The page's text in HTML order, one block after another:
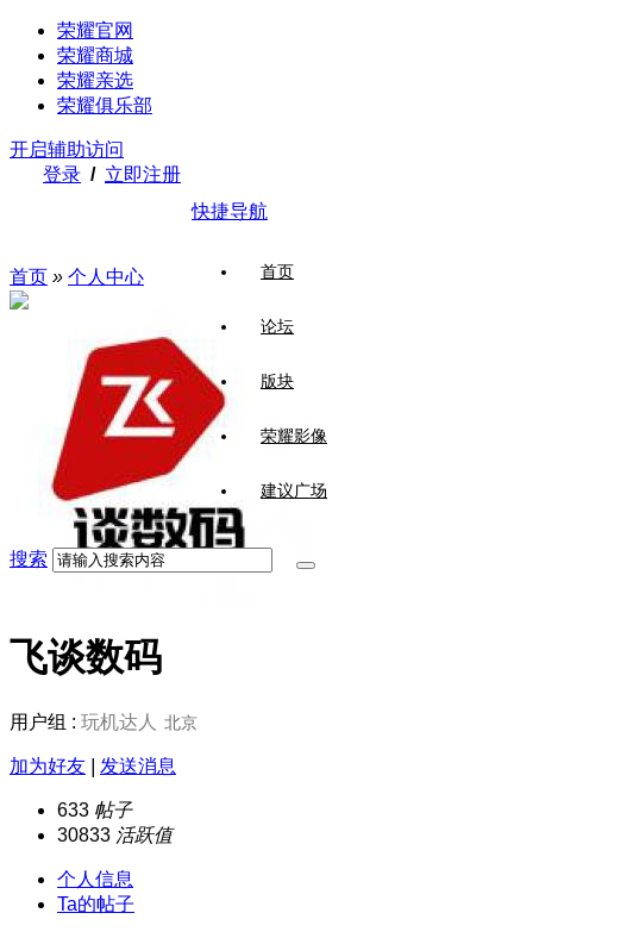
荣耀官网
荣耀商城
荣耀亲选
荣耀俱乐部
开启辅助访问
登录 / 立即注册
快捷导航
首页
论坛
版块
荣耀影像
建议广场
搜索
首页 » 个人中心
飞谈数码
用户组 : 玩机达人 北京
加为好友 发送消息
633 帖子
30833 活跃值
个人信息
Ta的帖子